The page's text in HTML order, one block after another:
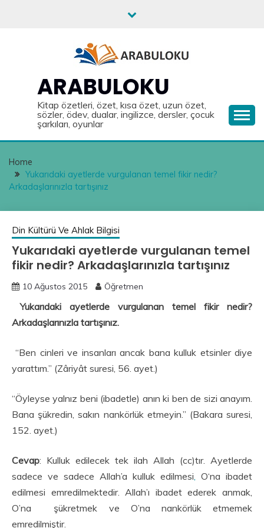
ARABULOKU
Kitap özetleri, özet, kısa özet, uzun özet,
sözler, ödev, dualar, ingilizce, dersler, çocuk
şarkıları, oyunlar
Home
Yukarıdaki ayetlerde vurgulanan temel fikir nedir?
Arkadaşlarınızla tartışınız
Din Kültürü Ve Ahlak Bilgisi
Yukarıdaki ayetlerde vurgulanan temel
fikir nedir? Arkadaşlarınızla tartışınız
10 Ağustos 2015 Öğretmen
Yukarıdaki ayetlerde vurgulanan temel fikir nedir?
Arkadaşlarınızla tartışınız.
“Ben cinleri ve insanları ancak bana kulluk etsinler diye
yarattım.” (Zâriyât suresi, 56. ayet.)
“Öyleyse yalnız beni (ibadetle) anın ki ben de sizi anayım.
Bana şükredin, sakın nankörlük etmeyin.” (Bakara suresi,
152. ayet.)
Cevap: Kulluk edilecek tek ilah Allah (cc)tır. Ayetlerde
sadece ve sadece Allah’a kulluk edilmesi, O‘na ibadet
edilmesi emredilmektedir. Allah’ı ibadet ederek anmak,
O’na şükretmek ve O’na nankörlük etmemek
emredilmiştir.